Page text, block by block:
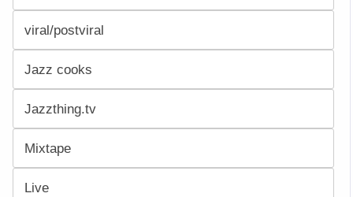
viral/postviral
Jazz cooks
Jazzthing.tv
Mixtape
Live